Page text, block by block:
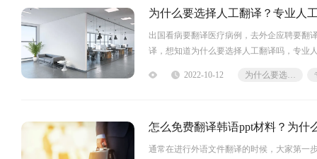
为什么要选择人工翻译？专业人
出国看病要翻译医疗病例，去外企应聘要翻
译，想知道为什么要选择人工翻译吗，专业
2022-10-12
为什么要选择人工翻译
怎么免费翻译韩语ppt材料？为什
通常在进行外语文件翻译的时候，大家第一